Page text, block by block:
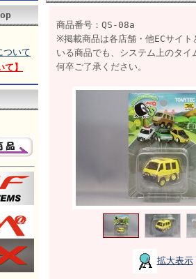
ついて
て】
商品番号：QS-08a
※掲載商品は各店舗・他ECサイ
いる商品でも、システム上のタイ
何卒ご了承ください。
拡大表示